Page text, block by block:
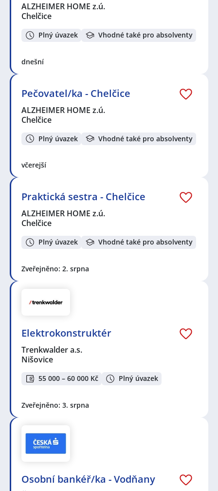
ALZHEIMER HOME z.ú.
Chelčice
Plný úvazek Vhodné také pro absolventy
dnešní
Pečovatel/ka - Chelčice
ALZHEIMER HOME z.ú.
Chelčice
Plný úvazek Vhodné také pro absolventy
včerejší
Praktická sestra - Chelčice
ALZHEIMER HOME z.ú.
Chelčice
Plný úvazek Vhodné také pro absolventy
Zveřejněno: 2. srpna
Elektrokonstruktér
Trenkwalder a.s.
Nišovice
55 000 – 60 000 Kč Plný úvazek
Zveřejněno: 3. srpna
Osobní bankéř/ka - Vodňany